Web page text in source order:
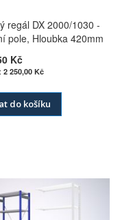
regál DX 2000/1030 -
pole, Hloubka 420mm
Kč
2 250,00 Kč
do košíku